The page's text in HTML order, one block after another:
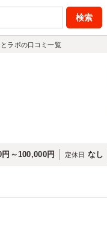
ラボの口コミ一覧
～100,000円 定休日 なし